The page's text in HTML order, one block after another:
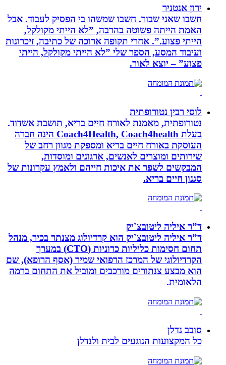
ירון אנטניר
חשבו שאני שבור. חשבו שמשהו בי הפסיק לעבוד. אבל
האמת הייתה פשוטה בהרבה, ”לא הייתי מקולקל,
הייתי פצוע.”. אחרי תקופה ארוכה של כתיבה, זיכרונות
ועיבוד המסע, הספר שלי ”לא הייתי מקולקל, הייתי
פצוע” – יוצא לאור.
לוסי רבין נטורופתית
נטורופתית, מאמנת לאורח חיים בריא, תושבת אשדוד.
בעלת Coach4Health, Coach4health הינה חברה
העוסקת באורח חיים בריא ומספקת מגוון רחב של
שירותים ומוצרים לאנשים, ארגונים ומוסדות,
המבקשים לשפר את איכות חייהם ולאמץ עקרונות של
סגנון חיים בריא.
ד”ר איליה ליטובצ`יק
ד”ר איליה ליטובצ`יק הוא קרדיולוג מצנתר בכיר, מנהל
תחום חסימות כליליות כרוניות (CTO) במערך
הקרדיולוגי של המרכז הרפואי שמיר (אסף הרופא), שם
הוא מבצע צנתורים מורכבים ומוביל את התחום ברמה
הלאומית.
סובב נדלן
כל המקצועות הנוגעים לבית ולנדלן